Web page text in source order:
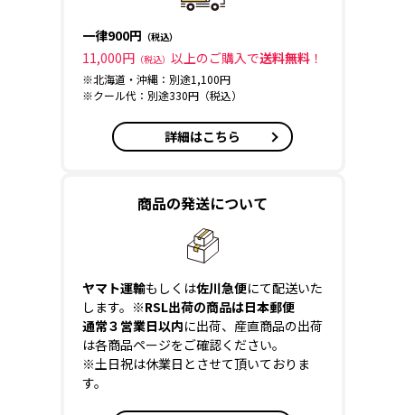
一律900円 （税込）
11,000円 （税込） 以上のご購入で送料無料！
※北海道・沖縄：別途1,100円
※クール代：別途330円（税込）
詳細はこちら
商品の発送について
ヤマト運輸もしくは佐川急便にて配送いた
します。 ※RSL出荷の商品は日本郵便
通常３営業日以内に出荷、産直商品の出荷
は各商品ページをご確認ください。
※土日祝は休業日とさせて頂いておりま
す。